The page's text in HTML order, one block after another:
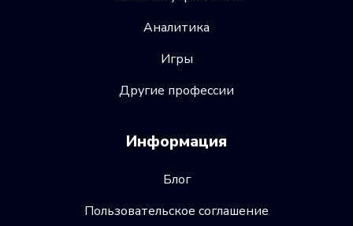
Аналитика
Игры
Другие профессии
Информация
Блог
Пользовательское соглашение